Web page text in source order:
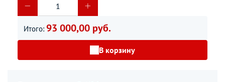
Итого: 93 000,00 руб.
В корзину